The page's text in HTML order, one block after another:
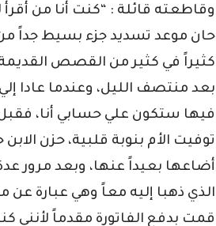
وقاطعته قائلة : “كنت أنا من
حان موعد تسديد جزء بسيط جداً من
كثيراً في كثير من القصص القديمة
بعد منتصف الليل، وعندما عادا
فيها ستكون علي حسابي أنا، فقبل
توفيت الأم بنوبة قلبية، حزن
أضاعها بعيداً عنها، وبعد مرور
الذي ذهبا إليه معاً وهي عبارة
قمت بدفع الفاتورة مقدماً لأنني